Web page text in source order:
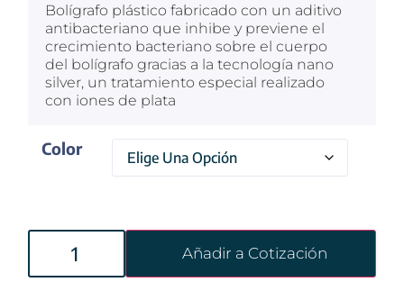
Bolígrafo plástico fabricado con un aditivo
antibacteriano que inhibe y previene el
crecimiento bacteriano sobre el cuerpo
del bolígrafo gracias a la tecnología nano
silver, un tratamiento especial realizado
con iones de plata
Color
Añadir a Cotización